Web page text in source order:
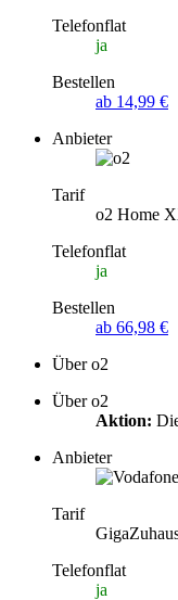
Telefonflat
ja
Bestellen
ab 14,99 €
Anbieter
Tarif
o2 Home
Telefonflat
ja
Bestellen
ab 66,98 €
Über o2
Über o2
Aktion:
Anbieter
Tarif
Telefonflat
ja